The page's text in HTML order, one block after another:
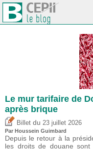
Le mur tarifaire de
après brique
Billet du 23 juillet 2026
Par Houssein Guimbard
Depuis le retour à la
les droits de douane